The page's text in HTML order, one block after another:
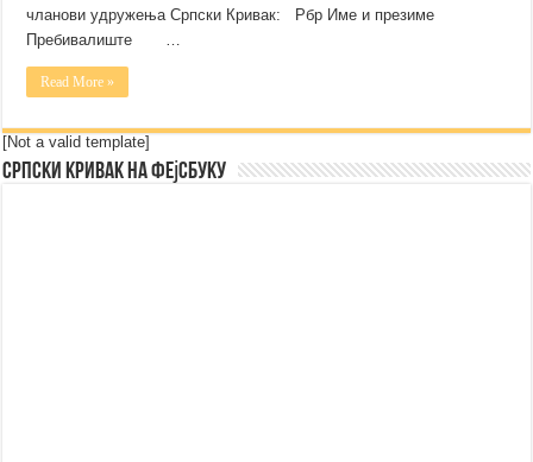
чланови удружења Српски Кривак: Рбр Име и презиме
Пребивалиште …
Read More »
[Not a valid template]
Српски Кривак на Фејсбуку